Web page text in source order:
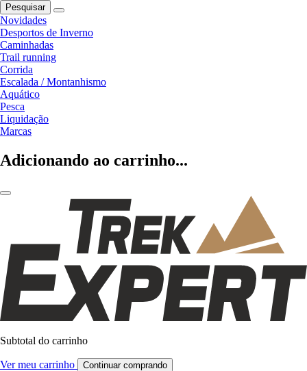
Pesquisar
Novidades
Desportos de Inverno
Caminhadas
Trail running
Corrida
Escalada / Montanhismo
Aquático
Pesca
Liquidação
Marcas
Adicionando ao carrinho...
Subtotal do carrinho
Ver meu carrinho Continuar comprando